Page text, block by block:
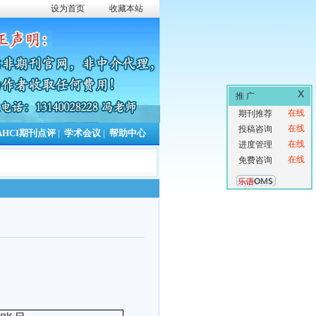
设为首页 收藏本站
期刊点评 学术会议 帮助中心
X
推 广
在线
期刊推荐
在线
投稿咨询
在线
进度管理
在线
免费咨询